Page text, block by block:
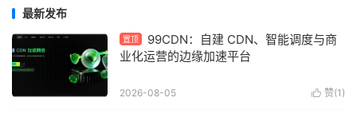
最新发布
置顶
99CDN：自建 CDN、智能调度与商
业化运营的边缘加速平台
 赞(1 )
2026-08-05